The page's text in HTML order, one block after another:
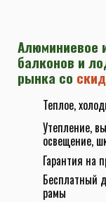
Алюминиевое
балконов и
рынка со
Теплое,
Утепление,
освещение,
Гарантия на
Бесплатный
рамы